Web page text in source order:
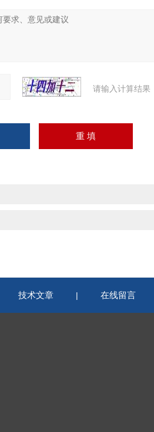
请输入计算结果
技术文章 | 在线留言